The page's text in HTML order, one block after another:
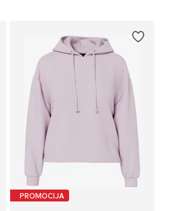
PROMOCIJA